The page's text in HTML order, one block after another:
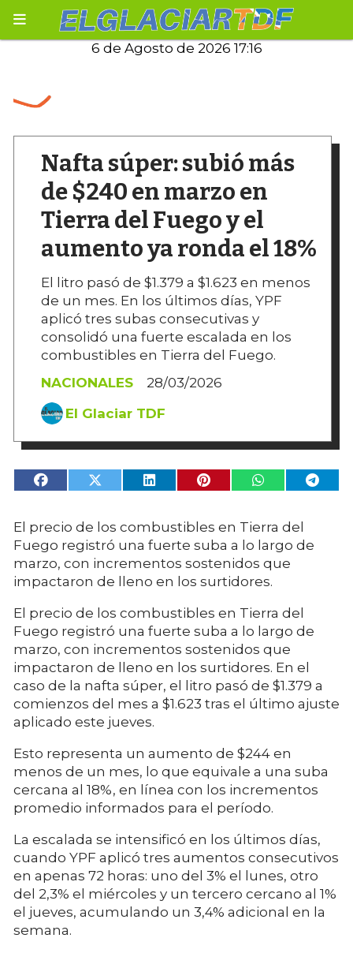
6 de Agosto de 2026 17:16
Nafta súper: subió más
de $240 en marzo en
Tierra del Fuego y el
aumento ya ronda el 18%
El litro pasó de $1.379 a $1.623 en menos
de un mes. En los últimos días, YPF
aplicó tres subas consecutivas y
consolidó una fuerte escalada en los
combustibles en Tierra del Fuego.
NACIONALES
28/03/2026
El Glaciar TDF
El precio de los combustibles en Tierra del
Fuego registró una fuerte suba a lo largo de
marzo, con incrementos sostenidos que
impactaron de lleno en los surtidores.
El precio de los combustibles en Tierra del
Fuego registró una fuerte suba a lo largo de
marzo, con incrementos sostenidos que
impactaron de lleno en los surtidores. En el
caso de la nafta súper, el litro pasó de $1.379 a
comienzos del mes a $1.623 tras el último ajuste
aplicado este jueves.
Esto representa un aumento de $244 en
menos de un mes, lo que equivale a una suba
cercana al 18%, en línea con los incrementos
promedio informados para el período.
La escalada se intensificó en los últimos días,
cuando YPF aplicó tres aumentos consecutivos
en apenas 72 horas: uno del 3% el lunes, otro
del 2,3% el miércoles y un tercero cercano al 1%
el jueves, acumulando un 3,4% adicional en la
semana.